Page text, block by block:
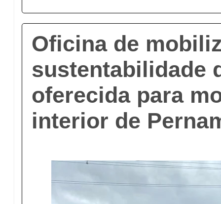
Oficina de
sustentabilidade
oferecida para
interior de